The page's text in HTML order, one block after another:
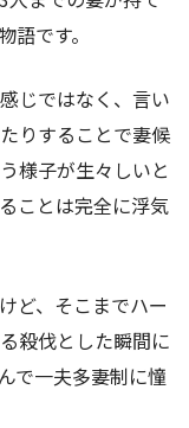
です。
じではなく、言い
りすることで妻候
様子が生々しいと
ことは完全に浮気
ど、そこまでハー
殺伐とした瞬間に
で一夫多妻制に憧